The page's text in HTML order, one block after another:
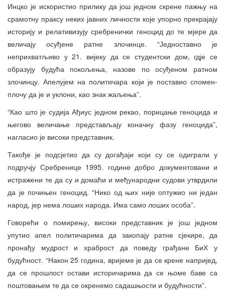
Инцко је искористио прилику да још једном скрене пажњу на
срамотну праксу неких јавних личности које упорно прекрајају
историју и релативизују сребренички геноцид до те мјере да
величају осуђене ратне злочинце. “Једноставно је
неприхватљиво у 21. вијеку да се студентски дом, гдје се
образују будућа покољења, назове по осуђеном ратном
злочинцу. Апелујем на политичара који је поставио спомен-
плочу да је и уклони, као знак жаљења”.
“Као што је судија Ађиус једном рекао, порицање геноцида и
његово величање представљају коначну фазу геноцида”,
нагласио је високи представник.
Такође је подсјетио да су догађаји који су се одиграли у
подручју Сребренице 1995. године добро документовани и
истражени те да су и домаћи и међународни судови утврдили
да је почињен геноцид. “Нико од њих није оптужио ни један
народ, јер нема лоших народа. Има само лоших особа”.
Говорећи о помирењу, високи представник је још једном
упутио апел политичарима да закопају ратне сјекире, да
пронађу мудрост и храброст да поведу грађане БиХ у
будућност. “Након 25 година, вријеме је да се крене напријед,
да се прошлост остави историчарима да се њоме баве са
поштовањем те да се окренемо садашњости и будућности”.